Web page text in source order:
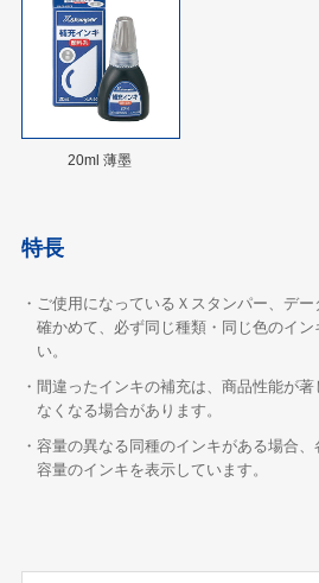
20ml 薄墨
特長
・ご使用になっているＸスタンパー、デ
確かめて、必ず同じ種類・同じ色のイ
い。
・間違ったインキの補充は、商品性能が
なくなる場合があります。
・容量の異なる同種のインキがある場合
容量のインキを表示しています。